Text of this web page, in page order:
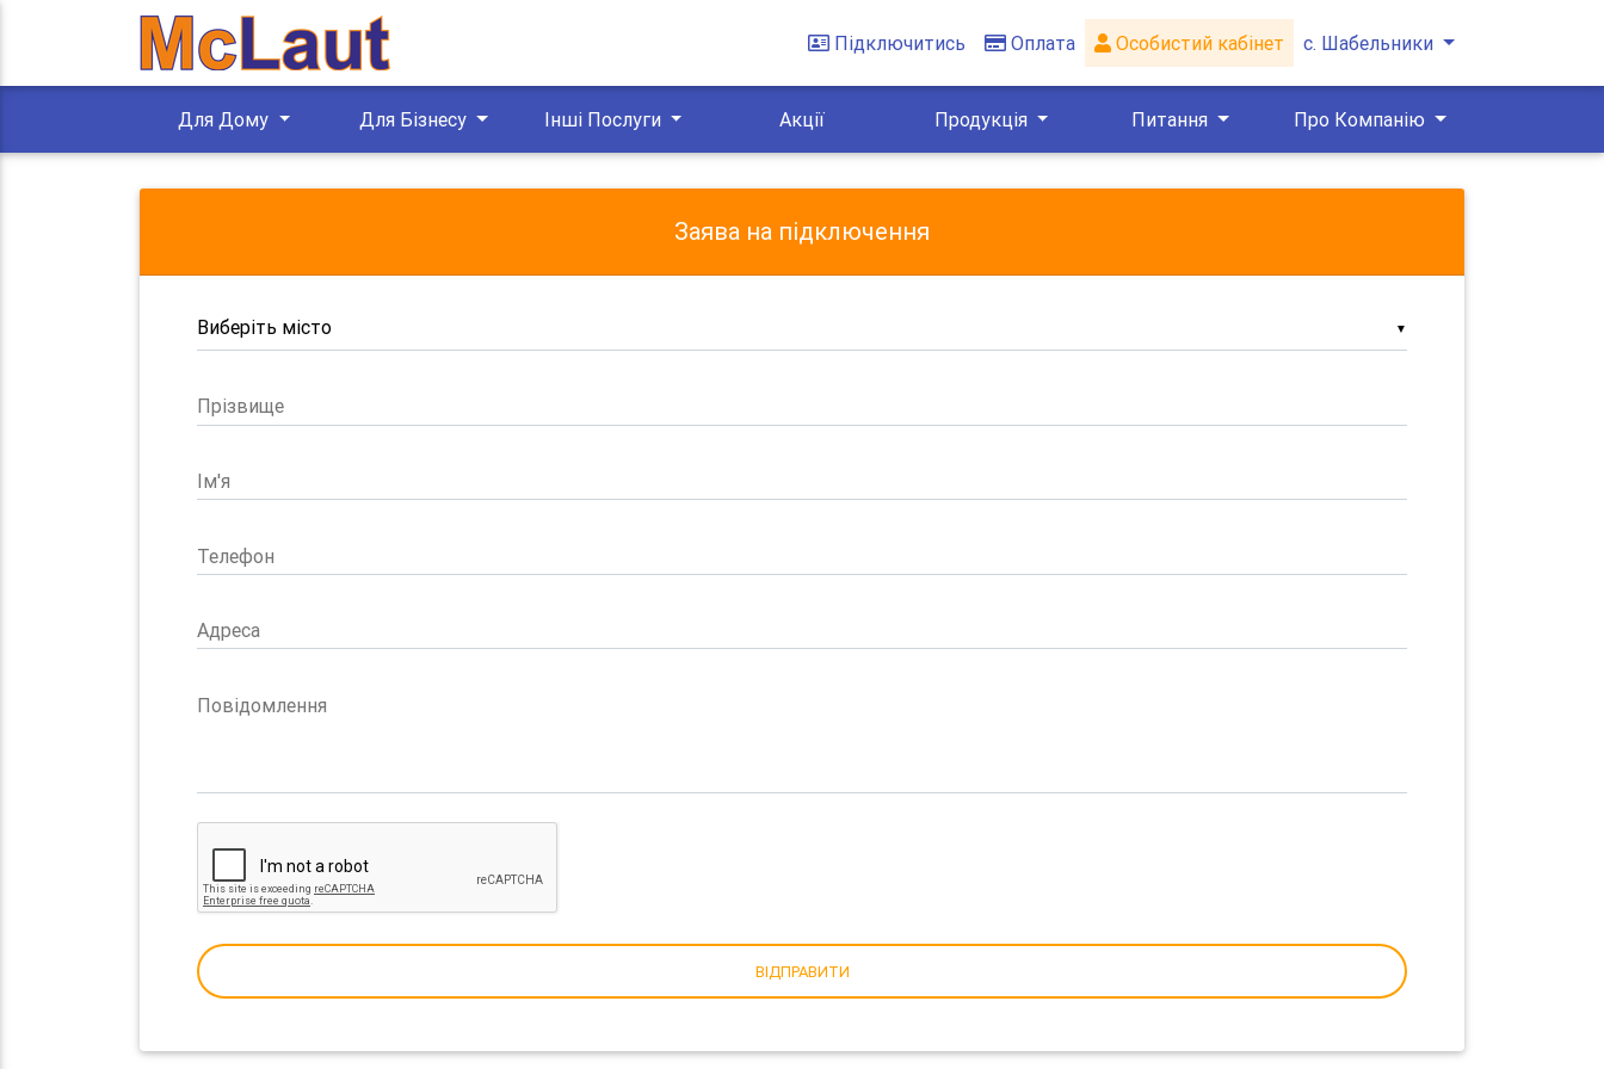
Підключитись Оплата Особистий кабінет с. Шабельники
Для Дому Для Бізнесу Інші Послуги Акції Продукція Питання Про Компанію
Заява на підключення
▼
Прізвище
Ім'я
Телефон
Адреса
Повідомлення
ВІДПРАВИТИ